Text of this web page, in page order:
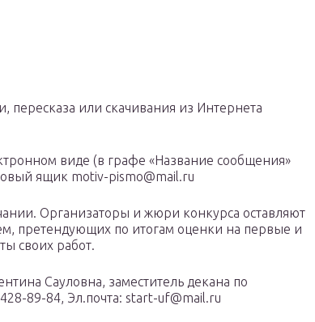
пересказа или скачивания из Интернета
виде (в графе «Название сообщения»
ящик motiv-pismo@mail.ru
Организаторы и жюри конкурса оставляют
претендующих по итогам оценки на первые и
своих работ.
Сауловна, заместитель декана по
89-84, Эл.почта: start-uf@mail.ru